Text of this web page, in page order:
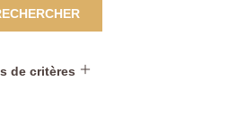
de critères